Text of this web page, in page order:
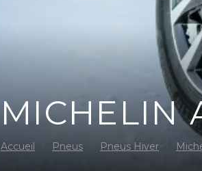
MICHELIN
Accueil Pneus Pneus Hiver